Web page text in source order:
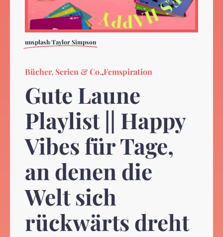
unsplash/Taylor Simpson
Bücher, Serien & Co.,Femspiration
Gute Laune
Playlist || Happy
Vibes für Tage,
an denen die
Welt sich
rückwärts dreht